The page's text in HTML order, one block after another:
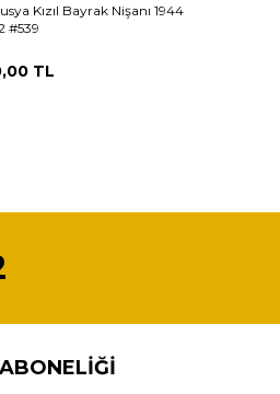
Kızıl Bayrak Nişanı 1944
#539
TL